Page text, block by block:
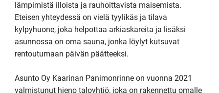
lämpimistä illoista ja rauhoittavista maisemista.
Eteisen yhteydessä on vielä tyylikäs ja tilava
kylpyhuone, joka helpottaa arkiaskareita ja lisäksi
asunnossa on oma sauna, jonka löylyt kutsuvat
rentoutumaan päivän päätteeksi.
Asunto Oy Kaarinan Panimonrinne on vuonna 2021
valmistunut hieno taloyhtiö, joka on rakennettu omalle